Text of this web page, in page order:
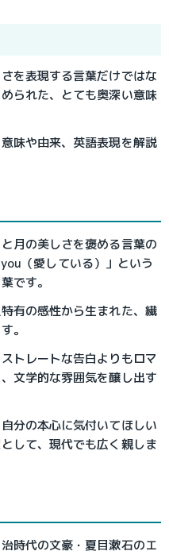
を表現する言葉だけではな
られた、とても奥深い意味
味や由来、英語表現を解説
月の美しさを褒める言葉の
（愛している）」という
です。
有の感性から生まれた、繊
。
トレートな告白よりもロマ
文学的な雰囲気を醸し出す
分の本心に気付いてほしい
して、現代でも広く親しま
時代の文豪・夏目漱石のエ